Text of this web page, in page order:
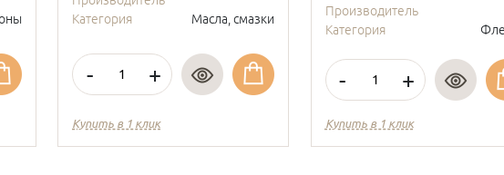
Категория
Масла, смазки
- +
Купить в 1 клик
Производитель
Категория
- +
Купить в 1 клик